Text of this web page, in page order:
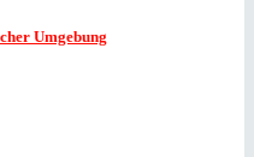
Umgebung